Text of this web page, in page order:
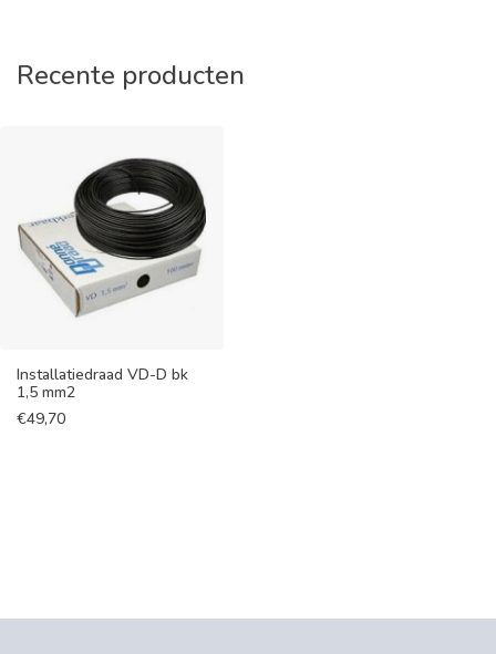
Recente producten
Installatiedraad VD-D bk
1,5 mm2
€49,70